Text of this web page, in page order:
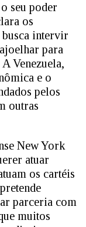
seu poder
os
intervir
para
Venezuela,
e o
pelos
outras
New York
atuar
os cartéis
parceria com
muitos